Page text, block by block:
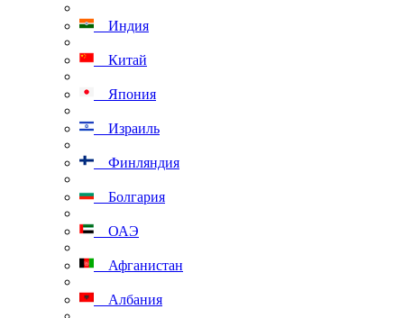
Индия
Китай
Япония
Израиль
Финляндия
Болгария
ОАЭ
Афганистан
Албания